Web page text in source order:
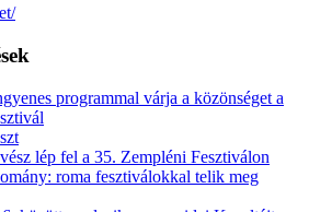
programmal várja a közönséget a
lép fel a 35. Zempléni Fesztiválon
roma fesztiválokkal telik meg